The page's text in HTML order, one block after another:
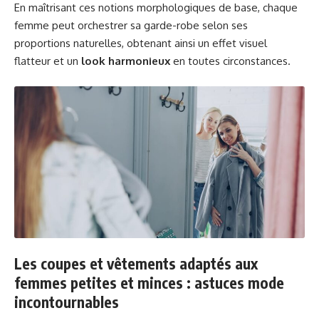
En maîtrisant ces notions morphologiques de base, chaque
femme peut orchestrer sa garde-robe selon ses
proportions naturelles, obtenant ainsi un effet visuel
flatteur et un look harmonieux en toutes circonstances.
Les coupes et vêtements adaptés aux
femmes petites et minces : astuces mode
incontournables